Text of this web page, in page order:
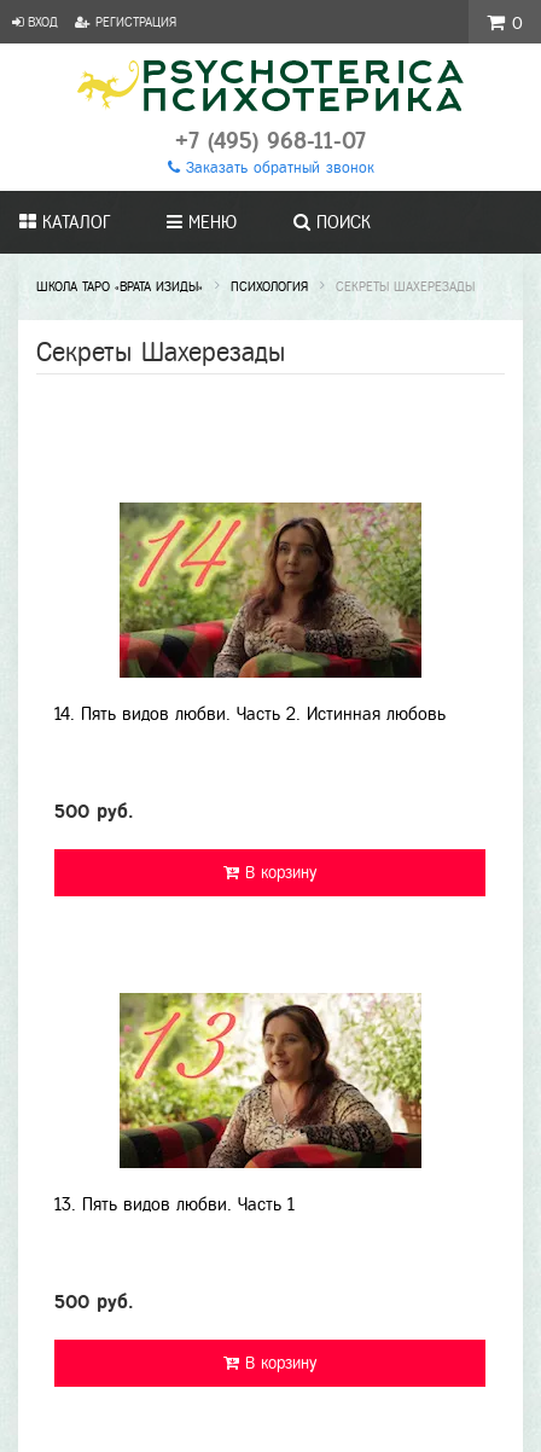
ВХОД РЕГИСТРАЦИЯ
+7 (495) 968-11-07
Заказать обратный звонок
КАТАЛОГ МЕНЮ ПОИСК
ШКОЛА ТАРО «ВРАТА ИЗИДЫ» ПСИХОЛОГИЯ СЕКРЕТЫ ШАХЕРЕЗАДЫ
Секреты Шахерезады
14. Пять видов любви. Часть 2. Истинная любовь
500 руб.
В корзину
13. Пять видов любви. Часть 1
500 руб.
В корзину
0